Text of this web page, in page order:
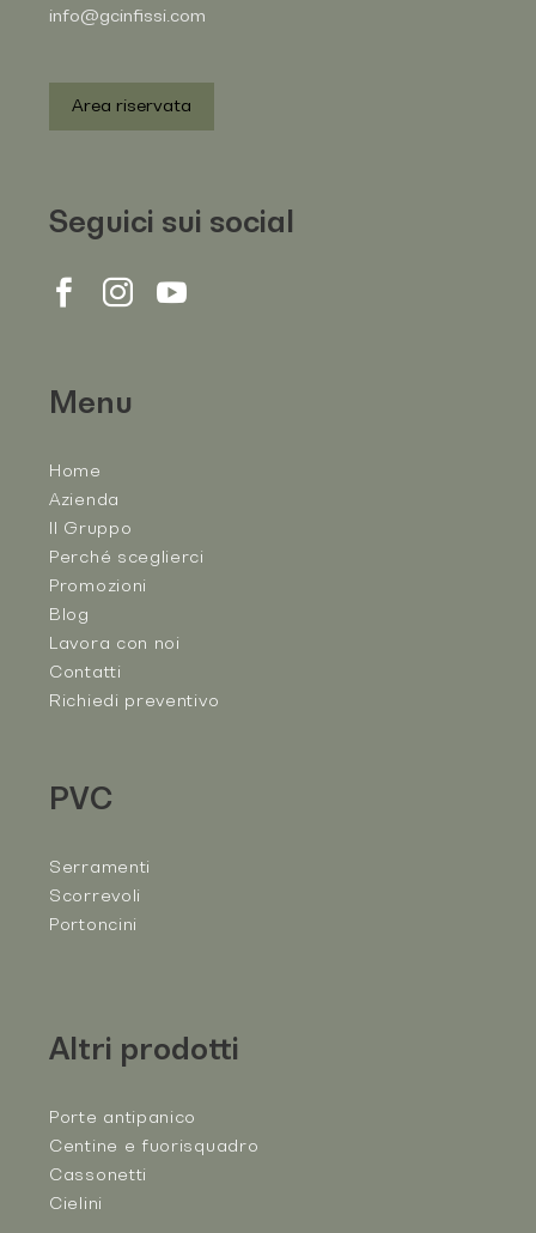
info@gcinfissi.com
Area riservata
Seguici sui social
Menu
Home
Azienda
Il Gruppo
Perché sceglierci
Promozioni
Blog
Lavora con noi
Contatti
Richiedi preventivo
PVC
Serramenti
Scorrevoli
Portoncini
Altri prodotti
Porte antipanico
Centine e fuorisquadro
Cassonetti
Cielini